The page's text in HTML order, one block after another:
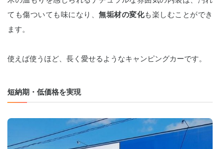
ても傷ついても味になり、 無垢材の変化も楽しむことができ
ます。
使えば使うほど、長く愛せるようなキャンピングカーです。
短納期・低価格を実現